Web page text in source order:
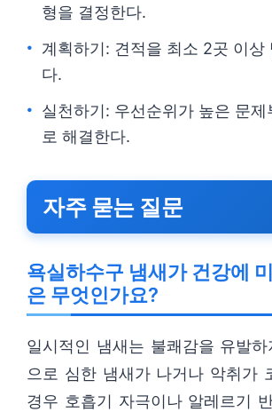
형을 결정한다.
계획하기: 견적을 최소 2곳 이상
다.
실천하기: 우선순위가 높은 문제
로 해결한다.
자주 묻는 질문
욕실하수구 냄새가 건강에
은 무엇인가요?
일시적인 냄새는 불쾌감을 유발하
으로 심한 냄새가 나거나 악취가
경우 호흡기 자극이나 알레르기